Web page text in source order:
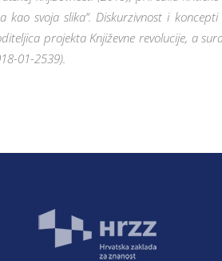
svoja slika”. Diskurzivnost i
projekta Književne revolucije, a
01-2539).